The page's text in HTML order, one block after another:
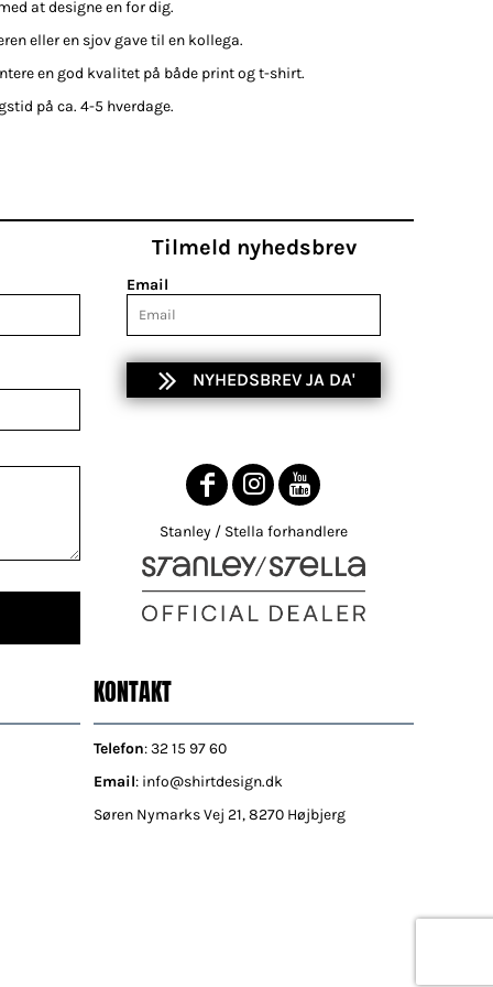
at designe en for dig.
eller en sjov gave til en kollega.
en god kvalitet på både print og t-shirt.
på ca. 4-5 hverdage.
Tilmeld nyhedsbrev
Email
NYHEDSBREV JA DA'
Stanley / Stella forhandlere
KONTAKT
Telefon: 32 15 97 60
Email: info@shirtdesign.dk
Søren Nymarks Vej 21, 8270 Højbjerg